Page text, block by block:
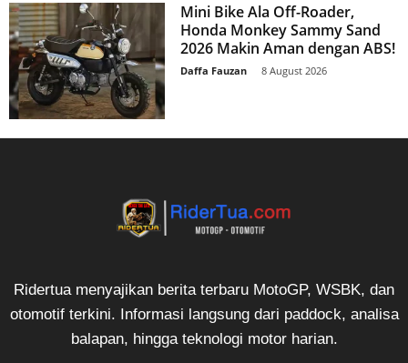
Mini Bike Ala Off-Roader,
Honda Monkey Sammy Sand
2026 Makin Aman dengan ABS!
Daffa Fauzan 8 August 2026
Ridertua menyajikan berita terbaru MotoGP, WSBK, dan
otomotif terkini. Informasi langsung dari paddock, analisa
balapan, hingga teknologi motor harian.